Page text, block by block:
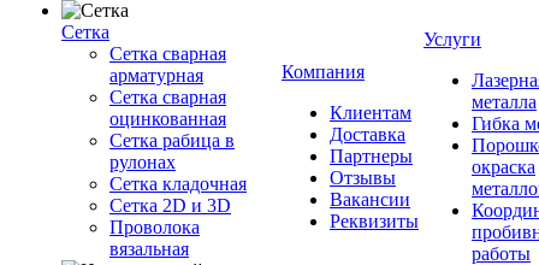
Сетка
Сетка сварная
арматурная
Сетка сварная
оцинкованная
Сетка рабица в
рулонах
Сетка кладочная
Сетка 2D и 3D
Проволока
вязальная
Компания
Клиентам
Доставка
Партнеры
Отзывы
Вакансии
Реквизиты
Услуги
металла
Гибка
окраска
работы